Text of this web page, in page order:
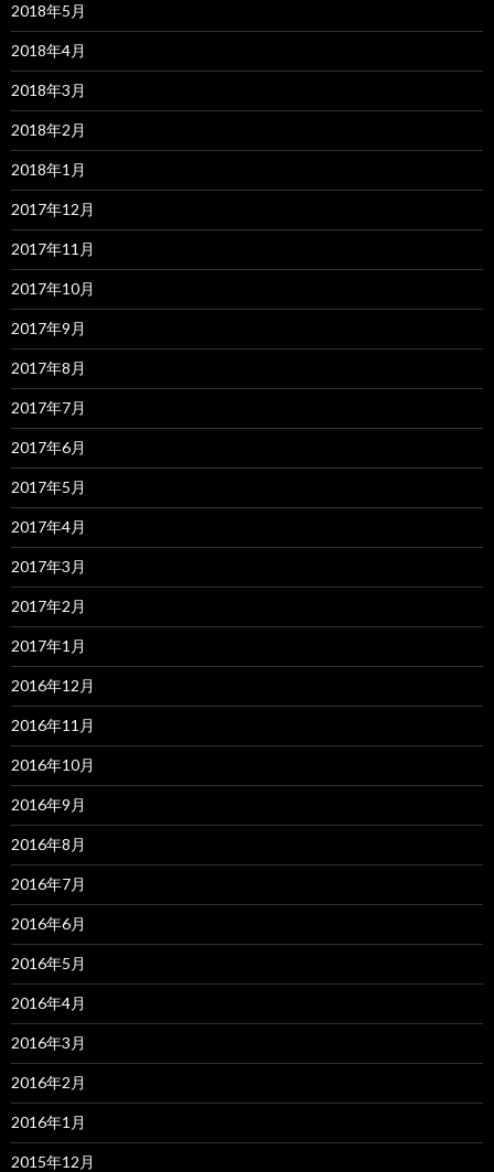
2018年5月
2018年4月
2018年3月
2018年2月
2018年1月
2017年12月
2017年11月
2017年10月
2017年9月
2017年8月
2017年7月
2017年6月
2017年5月
2017年4月
2017年3月
2017年2月
2017年1月
2016年12月
2016年11月
2016年10月
2016年9月
2016年8月
2016年7月
2016年6月
2016年5月
2016年4月
2016年3月
2016年2月
2016年1月
2015年12月